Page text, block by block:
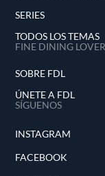
SERIES
TODOS LOS TEMAS
FINE DINING
SOBRE FDL
ÚNETE A FDL
SÍGUENOS
INSTAGRAM
FACEBOOK